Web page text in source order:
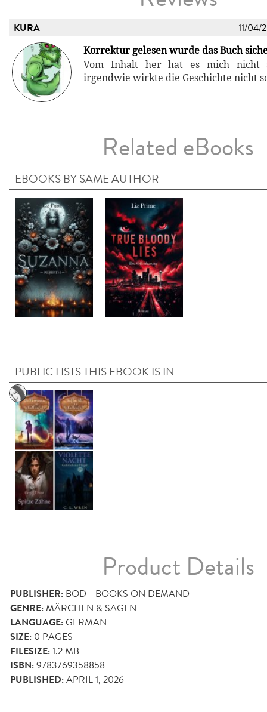
KURA 11/04/
Korrektur gelesen wurde das Buch
Vom Inhalt her hat es mich nicht
irgendwie wirkte die Geschichte nicht
Related eBooks
EBOOKS BY SAME AUTHOR
PUBLIC LISTS THIS EBOOK IS IN
Product Details
PUBLISHER: BOD - BOOKS ON DEMAND
GENRE:MÄRCHEN & SAGEN
LANGUAGE:GERMAN
SIZE: 0 PAGES
FILESIZE:1.2 MB
ISBN:9783769358858
PUBLISHED:APRIL 1, 2026